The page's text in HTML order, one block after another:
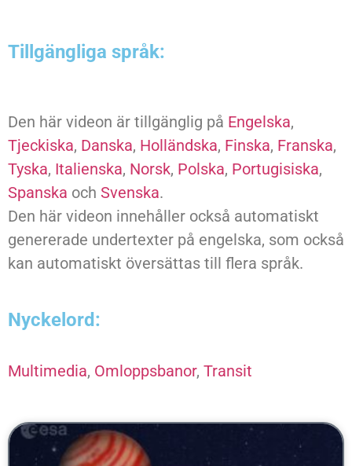
Tillgängliga språk:
Den här videon är tillgänglig på Engelska,
Tjeckiska, Danska, Holländska, Finska, Franska,
Tyska, Italienska, Norsk, Polska, Portugisiska,
Spanska och Svenska.
Den här videon innehåller också automatiskt
genererade undertexter på engelska, som också
kan automatiskt översättas till flera språk.
Nyckelord:
Multimedia, Omloppsbanor, Transit